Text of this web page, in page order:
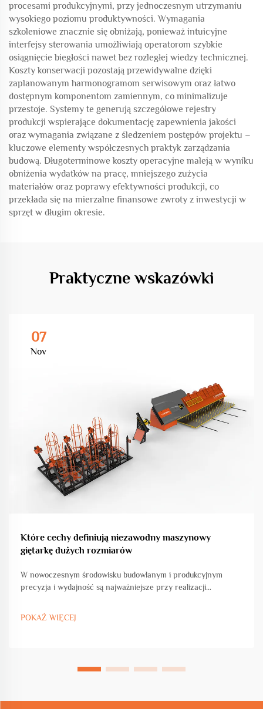
procesami produkcyjnymi, przy jednoczesnym utrzymaniu
wysokiego poziomu produktywności. Wymagania
szkoleniowe znacznie się obniżają, ponieważ intuicyjne
interfejsy sterowania umożliwiają operatorom szybkie
osiągnięcie biegłości nawet bez rozległej wiedzy technicznej.
Koszty konserwacji pozostają przewidywalne dzięki
zaplanowanym harmonogramom serwisowym oraz łatwo
dostępnym komponentom zamiennym, co minimalizuje
przestoje. Systemy te generują szczegółowe rejestry
produkcji wspierające dokumentację zapewnienia jakości
oraz wymagania związane z śledzeniem postępów projektu –
kluczowe elementy współczesnych praktyk zarządzania
budową. Długoterminowe koszty operacyjne maleją w wyniku
obniżenia wydatków na pracę, mniejszego zużycia
materiałów oraz poprawy efektywności produkcji, co
przekłada się na mierzalne finansowe zwroty z inwestycji w
sprzęt w długim okresie.
Praktyczne wskazówki
07
Nov
Które cechy definiują niezawodny maszynowy
giętarkę dużych rozmiarów
W nowoczesnym środowisku budowlanym i produkcyjnym
precyzja i wydajność są najważniejsze przy realizacji
giętarka stanowi kluczowe inwestycje dla zakładów
zajmujących się znacznymi...
POKAŻ WIĘCEJ